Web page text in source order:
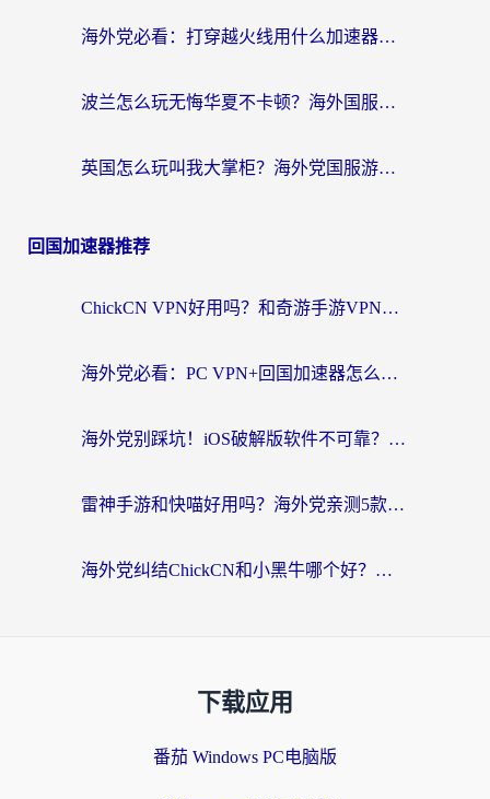
海外党必看：打穿越火线用什么加速器？解决延迟卡顿，还能玩奇妙拼图世界和第五人格
波兰怎么玩无悔华夏不卡顿？海外国服游戏加速器终极指南（附征途2萤火突击解决方案）
英国怎么玩叫我大掌柜？海外党国服游戏加速避坑指南（附实测推荐）
回国加速器推荐
ChickCN VPN好用吗？和奇游手游VPN对比哪个回国效果更好？海外党亲测实用指南
海外党必看：PC VPN+回国加速器怎么选？无缝访问国内资源全攻略
海外党别踩坑！iOS破解版软件不可靠？教你选对回国加速器无缝看国内资源
雷神手游和快喵好用吗？海外党亲测5款回国加速器，附斧牛Bling对比+微信视频号解决办法
海外党纠结ChickCN和小黑牛哪个好？一篇帮你选对回国加速器的实用指南
下载应用
番茄 Windows PC电脑版